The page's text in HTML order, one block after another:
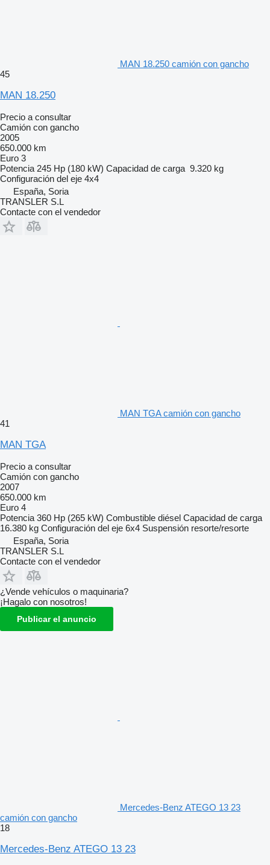
MAN 18.250 camión con gancho
45
MAN 18.250
Precio a consultar
Camión con gancho
2005
650.000 km
Euro 3
Potencia 245 Hp (180 kW) Capacidad de carga 9.320 kg
Configuración del eje 4x4
España, Soria
TRANSLER S.L
Contacte con el vendedor
MAN TGA camión con gancho
41
MAN TGA
Precio a consultar
Camión con gancho
2007
650.000 km
Euro 4
Potencia 360 Hp (265 kW) Combustible diésel Capacidad de carga
16.380 kg Configuración del eje 6x4 Suspensión resorte/resorte
España, Soria
TRANSLER S.L
Contacte con el vendedor
¿Vende vehículos o maquinaria?
¡Hagalo con nosotros!
Publicar el anuncio
Mercedes-Benz ATEGO 13 23
camión con gancho
18
Mercedes-Benz ATEGO 13 23